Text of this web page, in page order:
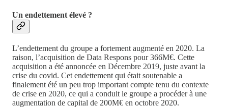
Un endettement élevé ?
L’endettement du groupe a fortement augmenté en 2020. La
raison, l’acquisition de Data Respons pour 366M€. Cette
acquisition a été annoncée en Décembre 2019, juste avant la
crise du covid. Cet endettement qui était soutenable a
finalement été un peu trop important compte tenu du contexte
de crise en 2020, ce qui a conduit le groupe a procéder à une
augmentation de capital de 200M€ en octobre 2020.